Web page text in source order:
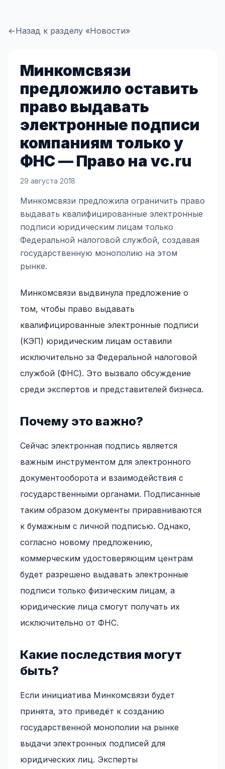
←Назад к разделу «Новости»
Минкомсвязи
предложило оставить
право выдавать
электронные подписи
компаниям только у
ФНС — Право на vc.ru
29 августа 2018
Минкомсвязи предложила ограничить право
выдавать квалифицированные электронные
подписи юридическим лицам только
Федеральной налоговой службой, создавая
государственную монополию на этом
рынке.
Минкомсвязи выдвинула предложение о
том, чтобы право выдавать
квалифицированные электронные подписи
(КЭП) юридическим лицам оставили
исключительно за Федеральной налоговой
службой (ФНС). Это вызвало обсуждение
среди экспертов и представителей бизнеса.
Почему это важно?
Сейчас электронная подпись является
важным инструментом для электронного
документооборота и взаимодействия с
государственными органами. Подписанные
таким образом документы приравниваются
к бумажным с личной подписью. Однако,
согласно новому предложению,
коммерческим удостоверяющим центрам
будет разрешено выдавать электронные
подписи только физическим лицам, а
юридические лица смогут получать их
исключительно от ФНС.
Какие последствия могут
быть?
Если инициатива Минкомсвязи будет
принята, это приведёт к созданию
государственной монополии на рынке
выдачи электронных подписей для
юридических лиц. Эксперты